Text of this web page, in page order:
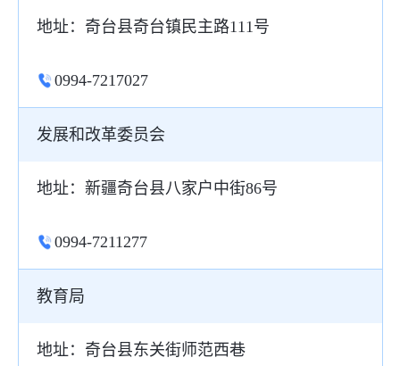
地址：奇台县奇台镇民主路111号
0994-7217027
发展和改革委员会
地址：新疆奇台县八家户中街86号
0994-7211277
教育局
地址：奇台县东关街师范西巷